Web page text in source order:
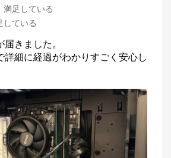
満足している
している
きました。
詳細に経過がわかりすごく安心し